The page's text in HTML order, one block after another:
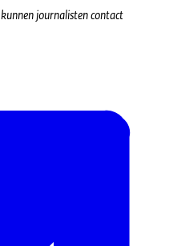
journalisten contact